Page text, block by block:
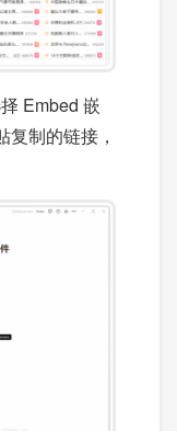
Embed 嵌
制的链接，